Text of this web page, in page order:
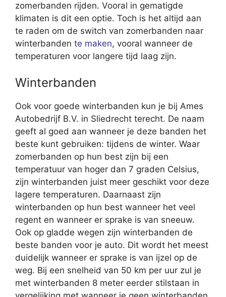
zomerbanden rijden. Vooral in gematigde
klimaten is dit een optie. Toch is het altijd aan
te raden om de switch van zomerbanden naar
winterbanden te maken, vooral wanneer de
temperaturen voor langere tijd laag zijn.
Winterbanden
Ook voor goede winterbanden kun je bij Ames
Autobedrijf B.V. in Sliedrecht terecht. De naam
geeft al goed aan wanneer je deze banden het
beste kunt gebruiken: tijdens de winter. Waar
zomerbanden op hun best zijn bij een
temperatuur van hoger dan 7 graden Celsius,
zijn winterbanden juist meer geschikt voor deze
lagere temperaturen. Daarnaast zijn
winterbanden op hun best wanneer het veel
regent en wanneer er sprake is van sneeuw.
Ook op gladde wegen zijn winterbanden de
beste banden voor je auto. Dit wordt het meest
duidelijk wanneer er sprake is van ijzel op de
weg. Bij een snelheid van 50 km per uur zul je
met winterbanden 8 meter eerder stilstaan in